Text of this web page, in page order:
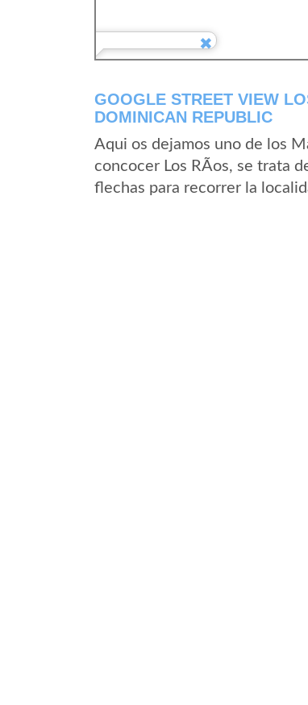
GOOGLE STREET VIEW
DOMINICAN REPUBLIC
Aqui os dejamos uno de los
concocer Los RÃ­os, se trata
flechas para recorrer la